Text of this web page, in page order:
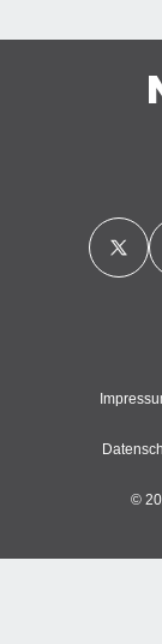
©